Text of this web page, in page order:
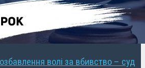
волі за вбивство – суд